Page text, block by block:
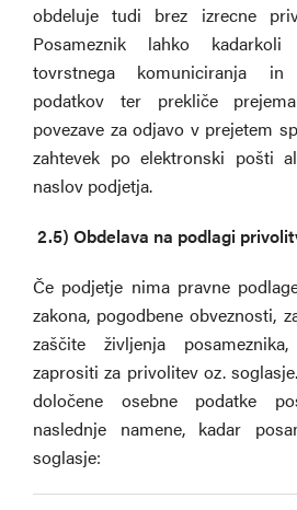
obdeluje tudi brez izrecne
Posameznik lahko kadarkoli
tovrstnega komuniciranja in
podatkov ter prekliče
povezave za odjavo v prejetem
zahtevek po elektronski pošti
naslov podjetja.
2.5) Obdelava na podlagi
Če podjetje nima pravne
zakona, pogodbene obveznosti,
zaščite življenja
zaprositi za privolitev oz.
določene osebne podatke
naslednje namene, kadar
soglasje: